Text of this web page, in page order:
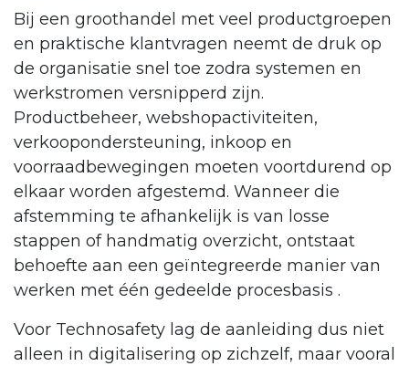
Bij een groothandel met veel productgroepen
en praktische klantvragen neemt de druk op
de organisatie snel toe zodra systemen en
werkstromen versnipperd zijn.
Productbeheer, webshopactiviteiten,
verkoopondersteuning, inkoop en
voorraadbewegingen moeten voortdurend op
elkaar worden afgestemd. Wanneer die
afstemming te afhankelijk is van losse
stappen of handmatig overzicht, ontstaat
behoefte aan een geïntegreerde manier van
werken met één gedeelde procesbasis .
Voor Technosafety lag de aanleiding dus niet
alleen in digitalisering op zichzelf, maar vooral